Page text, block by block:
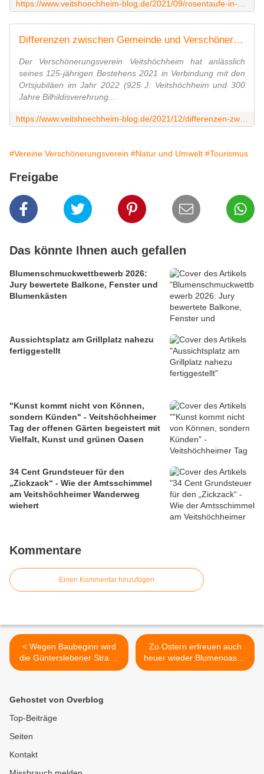
Differenzen zwischen Gemeinde und Verschönerungsverein: Hauptausschuss lehnte Info-Schild für Rosenbeet des Vereins an der Mainlände ab - Veitshöchheim News
Der Verschönerungsverein Veitshöchheim hat anlässlich
seines 125-jährigen Bestehens 2021 in Verbindung mit den
Ortsjubiläen im Jahr 2022 (925 J. Veitshöchheim und 300
Jahre Bilhildisverehrung...
#Vereine Verschönerungsverein #Natur und Umwelt #Tourismus
Freigabe
Das könnte Ihnen auch gefallen
Blumenschmuckwettbewerb 2026:
Jury bewertete Balkone, Fenster und
Blumenkästen
Aussichtsplatz am Grillplatz nahezu
fertiggestellt
"Kunst kommt nicht von Können,
sondern Künden" - Veitshöchheimer
Tag der offenen Gärten begeistert mit
Vielfalt, Kunst und grünen Oasen
34 Cent Grundsteuer für den
„Zickzack“ - Wie der Amtsschimmel
am Veitshöchheimer Wanderweg
wiehert
Kommentare
Einen Kommentar hinzufügen
< Wegen Baubeginn wird
die Günterslebener Straße
ab 19. April bis 22. August
Einfahrt in das Baugebiet
Sandäcker gesperrt
Zu Ostern erfreuen auch
heuer wieder Blumenoasen
in Veitshöchheim -
Gehostet von Overblog
Top-Beiträge
Seiten
Kontakt